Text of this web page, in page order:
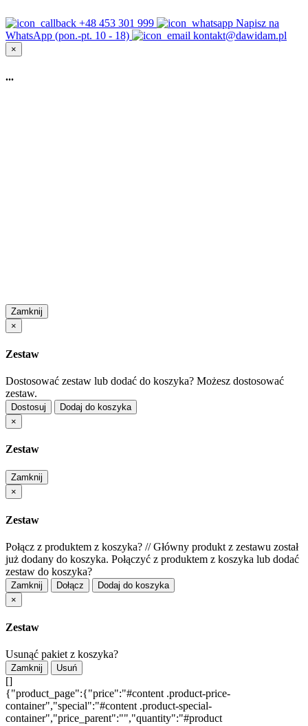
+48 453 301 999
Napisz na
WhatsApp (pon.-pt. 10 - 18)
kontakt@dawidam.pl
×
...
Zamknij
×
Zestaw
Dostosować zestaw lub dodać do koszyka? Możesz dostosować
zestaw.
Dostosuj
Dodaj do koszyka
×
Zestaw
Zamknij
×
Zestaw
Połącz z produktem z koszyka? //Główny produkt z zestawu został
już dodany do koszyka. Połączyć z produktem z koszyka lub dodać
zestaw do koszyka?
Zamknij Dołącz
Dodaj do koszyka
×
Zestaw
Usunąć pakiet z koszyka?
Zamknij Usuń
[]
{"product_page":{"price":"#content .product-price-
container","special":"#content .product-special-
container","price_parent":"","quantity":"#product